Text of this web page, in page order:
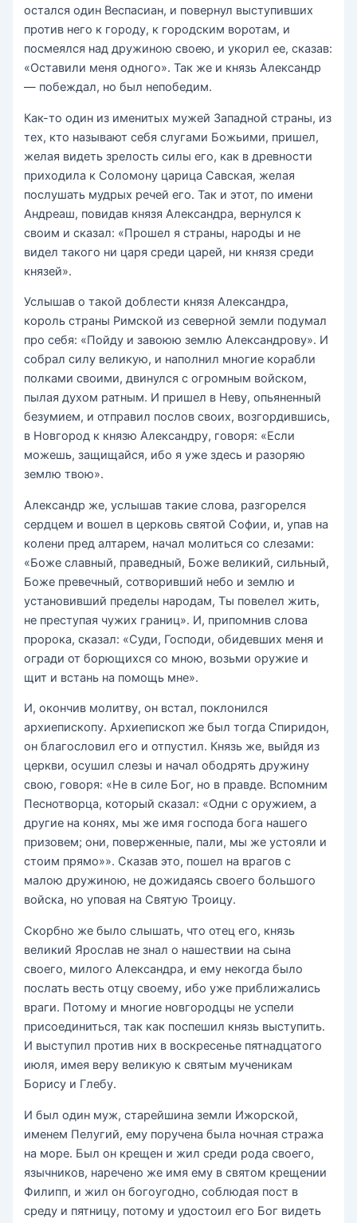
остался один Веспасиан, и повернул выступивших
против него к городу, к городским воротам, и
посмеялся над дружиною своею, и укорил ее, сказав:
«Оставили меня одного». Так же и князь Александр
— побеждал, но был непобедим.
Как-то один из именитых мужей Западной страны, из
тех, кто называют себя слугами Божьими, пришел,
желая видеть зрелость силы его, как в древности
приходила к Соломону царица Савская, желая
послушать мудрых речей его. Так и этот, по имени
Андреаш, повидав князя Александра, вернулся к
своим и сказал: «Прошел я страны, народы и не
видел такого ни царя среди царей, ни князя среди
князей».
Услышав о такой доблести князя Александра,
король страны Римской из северной земли подумал
про себя: «Пойду и завоюю землю Александрову». И
собрал силу великую, и наполнил многие корабли
полками своими, двинулся с огромным войском,
пылая духом ратным. И пришел в Неву, опьяненный
безумием, и отправил послов своих, возгордившись,
в Новгород к князю Александру, говоря: «Если
можешь, защищайся, ибо я уже здесь и разоряю
землю твою».
Александр же, услышав такие слова, разгорелся
сердцем и вошел в церковь святой Софии, и, упав на
колени пред алтарем, начал молиться со слезами:
«Боже славный, праведный, Боже великий, сильный,
Боже превечный, сотворивший небо и землю и
установивший пределы народам, Ты повелел жить,
не преступая чужих границ». И, припомнив слова
пророка, сказал: «Суди, Господи, обидевших меня и
огради от борющихся со мною, возьми оружие и
щит и встань на помощь мне».
И, окончив молитву, он встал, поклонился
архиепископу. Архиепископ же был тогда Спиридон,
он благословил его и отпустил. Князь же, выйдя из
церкви, осушил слезы и начал ободрять дружину
свою, говоря: «Не в силе Бог, но в правде. Вспомним
Песнотворца, который сказал: «Одни с оружием, а
другие на конях, мы же имя господа бога нашего
призовем; они, поверженные, пали, мы же устояли и
стоим прямо»». Сказав это, пошел на врагов с
малою дружиною, не дожидаясь своего большого
войска, но уповая на Святую Троицу.
Скорбно же было слышать, что отец его, князь
великий Ярослав не знал о нашествии на сына
своего, милого Александра, и ему некогда было
послать весть отцу своему, ибо уже приближались
враги. Потому и многие новгородцы не успели
присоединиться, так как поспешил князь выступить.
И выступил против них в воскресенье пятнадцатого
июля, имея веру великую к святым мученикам
Борису и Глебу.
И был один муж, старейшина земли Ижорской,
именем Пелугий, ему поручена была ночная стража
на море. Был он крещен и жил среди рода своего,
язычников, наречено же имя ему в святом крещении
Филипп, и жил он богоугодно, соблюдая пост в
среду и пятницу, потому и удостоил его Бог видеть